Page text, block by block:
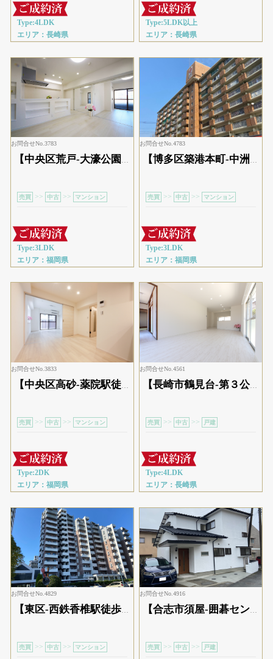
Type:4LDK
エリア：長崎県
Type:5LDK以上
エリア：長崎県
お問合せNo.3783
【中央区荒戸-大濠公園駅徒歩3分】 便利な街中のリフォーム済3LDK
売買 >> 中古 >> マンション
Type:3LDK
エリア：福岡県
お問合せNo.4783
【博多区築港本町-中洲川端駅徒歩17分】５階リノベーション３LDK
売買 >> 中古 >> マンション
Type:3LDK
エリア：福岡県
お問合せNo.3833
売買 >> 中古 >> マンション
Type:2DK
エリア：福岡県
お問合せNo.4561
【長崎市鶴見台-第３公園前バス停 徒歩3分 日本家屋を今風にリノベ
売買 >> 中古 >> 戸建
Type:4LDK
エリア：長崎県
お問合せNo.4829
【東区-西鉄香椎駅徒歩12分】11階リノベーション３LDK
売買 >> 中古 >> マンション
お問合せNo.4916
【合志市須屋-囲碁センター前バス停 徒歩2分
売買 >> 中古 >> 戸建